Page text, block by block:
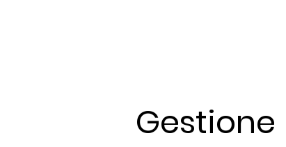
Gestione